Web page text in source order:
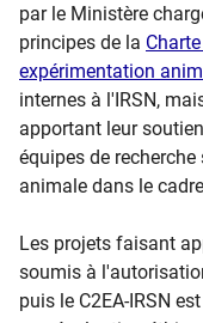
par le Ministère
principes de la
expérimentation
internes à l'IRSN,
apportant leur
équipes de
animale dans le
Les projets faisant
soumis à
puis le C2EA-IRSN